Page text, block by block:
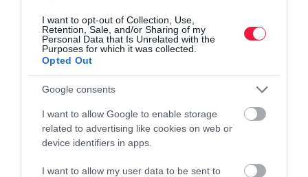
I want to opt-out of Collection, Use,
Retention, Sale, and/or Sharing of my
Personal Data that Is Unrelated with the
Purposes for which it was collected.
Opted Out
Google consents
I want to allow Google to enable storage
related to advertising like cookies on web or
device identifiers in apps.
I want to allow my user data to be sent to